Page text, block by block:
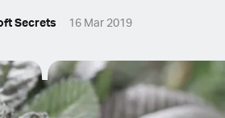
Kingdom)
States)
Secrets 16 Mar 2019